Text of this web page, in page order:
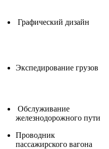
Графический дизайн
Экспедирование грузов
Обслуживание
железнодорожного пути
Проводник
пассажирского вагона